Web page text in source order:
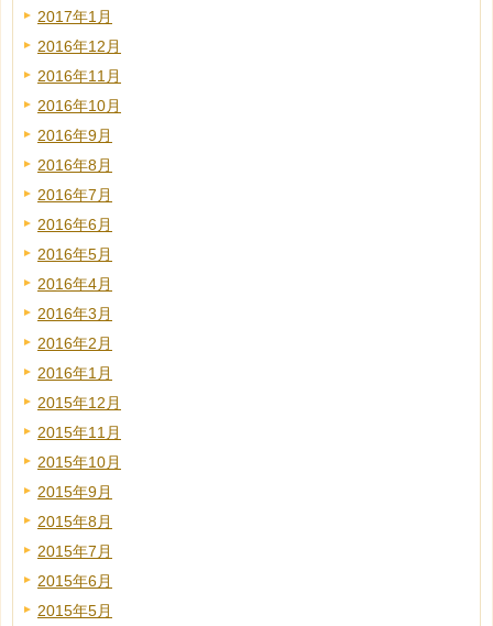
2017年1月
2016年12月
2016年11月
2016年10月
2016年9月
2016年8月
2016年7月
2016年6月
2016年5月
2016年4月
2016年3月
2016年2月
2016年1月
2015年12月
2015年11月
2015年10月
2015年9月
2015年8月
2015年7月
2015年6月
2015年5月